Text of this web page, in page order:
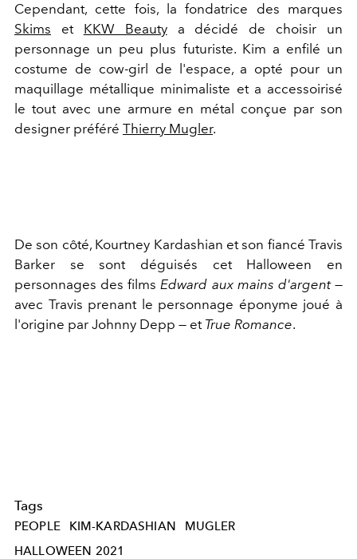
Cependant, cette fois, la fondatrice des marques
Skims et KKW Beautya décidé de choisir un
personnage un peu plus futuriste. Kim a enfilé un
costume de cow-girl de l'espace, a opté pour un
maquillage métallique minimaliste et a accessoirisé
le tout avec une armure en métal conçue par son
designer préféré Thierry Mugler.
De son côté, Kourtney Kardashian et son fiancé Travis
Barker se sont déguisés cet Halloween en
personnages des filmsEdward aux mains d'argent—
avec Travis prenant le personnage éponyme joué à
l'origine par Johnny Depp — et True Romance.
Tags
PEOPLE KIM-KARDASHIAN
MUGLER
HALLOWEEN 2021